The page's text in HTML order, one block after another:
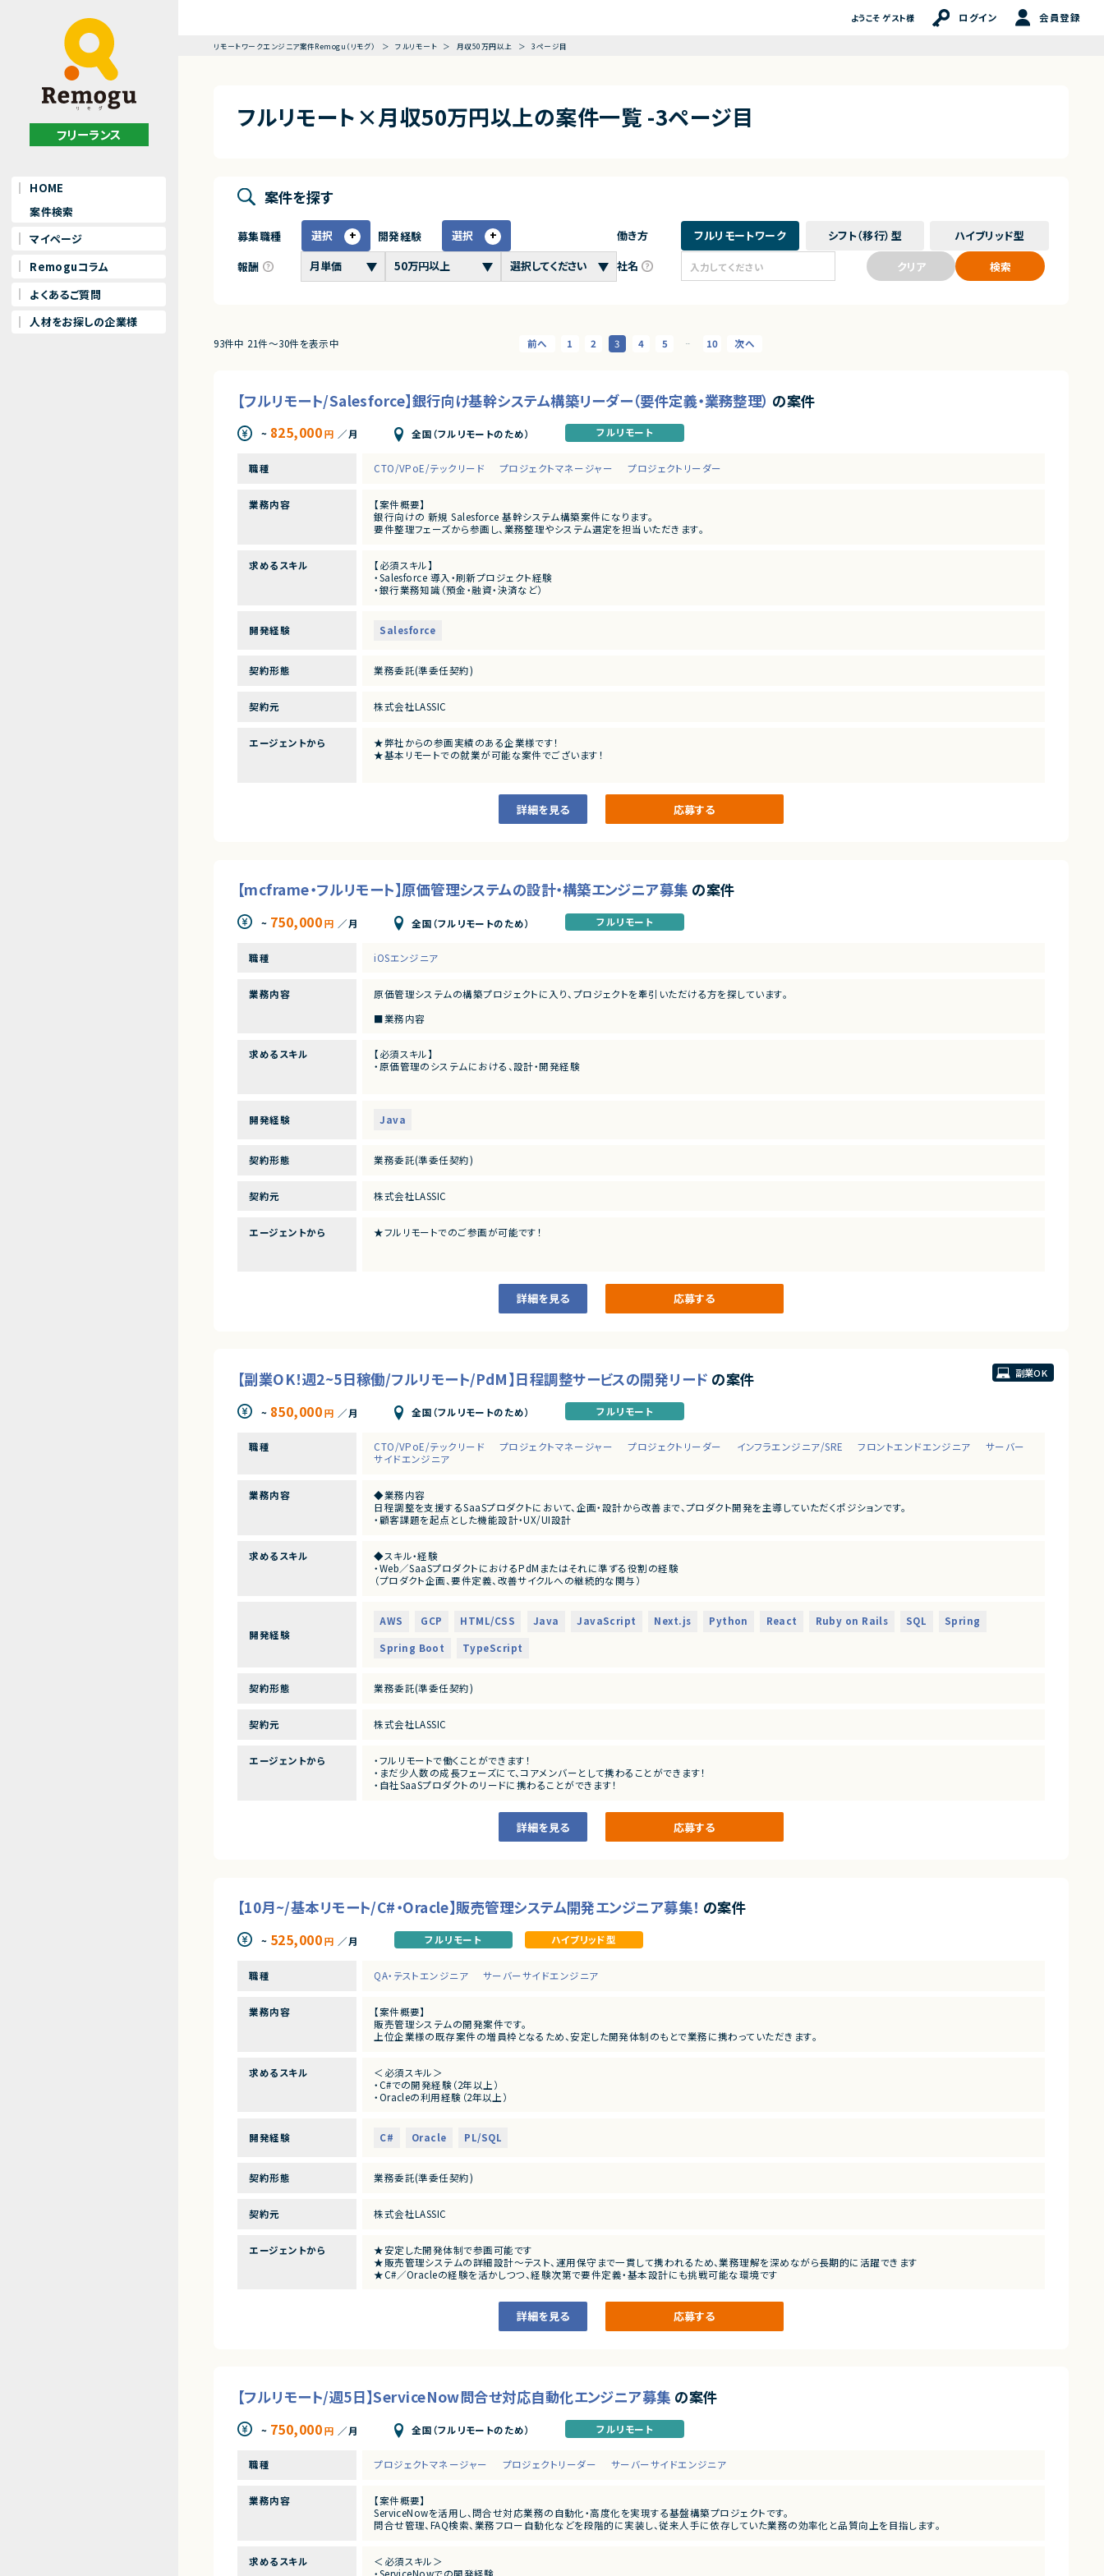
フリーランス
HOME
案件検索
マイページ
Remoguコラム
よくあるご質問
人材をお探しの企業様
ようこそ ゲスト様 ログイン 会員登録
リモートワークエンジニア案件Remogu（リモグ） フルリモート 月収50万円以上 3ページ目
フルリモート×月収50万円以上の案件一覧 -3ページ目
案件を探す
募集職種 選択 開発経験
選択
報酬
働き方 フルリモートワーク シフト（移行） 型 ハイブリッド型
社名
クリア 検索
93件中 21件〜30件を表示中 1 2 3 4 5 ⋯ 10
【フルリモート/Salesforce】銀行向け基幹システム構築リーダー（要件定義・業務整理） の案件
~ 825,000円 ／月 全国（フルリモートのため） フルリモート
職種 CTO/VPoE/テックリード プロジェクトマネージャー プロジェクトリーダー
業務内容
【案件概要】
銀行向けの 新規 Salesforce 基幹システム構築案件になります。
要件整理フェーズから参画し、業務整理やシステム選定を担当いただきます。
【業務内容】
・銀行業務プロセスの整理・分析
・Salesforce を中心としたシステム要件定義
・役割：リーダーポジション（タスク管理、顧客窓口、メンバーフォロー含む）
求めるスキル
【必須スキル】
・Salesforce 導入・刷新プロジェクト経験
・銀行業務知識（預金・融資・決済など）
・長期案件での参画経験
開発経験 Salesforce
契約形態 業務委託(準委任契約)
契約元 株式会社LASSIC
エージェントから
★弊社からの参画実績のある企業様です！
★基本リモートでの就業が可能な案件でございます！
詳細を見る 応募する
【mcframe・フルリモート】原価管理システムの設計・構築エンジニア募集 の案件
~ 750,000円 ／月 全国（フルリモートのため） フルリモート
職種 iOSエンジニア
業務内容
原価管理システムの構築プロジェクトに入り、プロジェクトを牽引いただける方を探しています。
■業務内容
詳細については、面談にてご説明いたします。
求めるスキル
【必須スキル】
・原価管理のシステムにおける、設計・開発経験
・顧客対応の経験、リーダー経験
開発経験 Java
契約形態 業務委託(準委任契約)
契約元 株式会社LASSIC
エージェントから ★フルリモートでのご参画が可能です！
詳細を見る 応募する
【副業OK！週2~5日稼働/フルリモート/PdM】日程調整サービスの開発リード の案件
~ 850,000円 ／月 全国（フルリモートのため） フルリモート
副業OK
職種 CTO/VPoE/テックリード プロジェクトマネージャー プロジェクトリーダー インフラエンジニア/SRE フロントエンドエンジニア
サーバー
サイドエンジニア
業務内容
◆業務内容
日程調整を支援するSaaSプロダクトにおいて、企画・設計から改善まで、プロダクト開発を主導していただくポジションです。
・顧客課題を起点とした機能設計・UX/UI設計
・障害対応や運用面の改善を含むプロダクト品質の担保
・上記に付随する、経営・顧客・開発をつなぐ横断的な役割
本サービスは、まさにその可能性を持つプロダクトであり、さらにその中心メンバーとして関われるフェーズは、まだ組織がコンパクトな「今」だけです。
自らの判断やアウトプットでプロダクトと事業を前進させ、社会に価値ある仕組みを残したい方のチャレンジを歓迎します。
◆募集背景
◆会社・事業について
創業以来、外部資本に依存せず、継続的な売上成長と黒字経営を実現しています。
提供しているサービスは、機能性やユーザー体験の評価が高く、国内のみならず海外からも注目され、グローバルに利用が拡大しています。
◆プロダクトの特長
独自技術・特許を活用した他社にはない機能群
明確な差別化による高い市場競争力
大手企業から成長企業まで、幅広い業種での導入実績（数万社規模）
プロダクトとしての評価と実績がすでに確立されており、今後のスケールにおいても大きな成長余地を持っています。
求めるスキル
◆スキル・経験
・Web／SaaSプロダクトにおけるPdMまたはそれに準ずる役割の経験
（プロダクト企画、要件定義、改善サイクルへの継続的な関与）
・開発優先度の設計・ロードマップ策定の経験
・エンジニアと円滑にコミュニケーションできる技術理解
・関係者（営業・CS・経営層）と連携しながらプロダクトを推進した経験
・障害対応・運用改善など、プロダクト品質に責任を持った経験
開発経験
AWS GCP HTML/CSS Java JavaScript Next.js Python React Ruby on Rails SQL Spring
Spring Boot TypeScript
契約形態 業務委託(準委任契約)
契約元 株式会社LASSIC
エージェントから
・フルリモートで働くことができます！
・まだ少人数の成長フェーズにて、コアメンバーとして携わることができます！
・自社SaaSプロダクトのリードに携わることができます！
詳細を見る 応募する
【10月~/基本リモート/C#・Oracle】販売管理システム開発エンジニア募集！ の案件
~ 525,000円 ／月 フルリモート ハイブリッド型
職種 QA・テストエンジニア サーバーサイドエンジニア
業務内容
【案件概要】
販売管理システムの開発案件です。
上位企業様の既存案件の増員枠となるため、安定した開発体制のもとで業務に携わっていただきます。
・販売管理システムの詳細設計
・テスト対応
・運用フェーズでの開発・保守
求めるスキル
＜必須スキル＞
・C#での開発経験（2年以上）
・Oracleの利用経験（2年以上）
・PL/SQLの実務経験
・cshell等を用いたバッチ処理の開発経験
開発経験 C# Oracle PL/SQL
契約形態 業務委託(準委任契約)
契約元 株式会社LASSIC
エージェントから
★安定した開発体制で参画可能です
★販売管理システムの詳細設計〜テスト、運用保守まで一貫して携われるため、業務理解を深めながら長期的に活躍できます
★C#／Oracleの経験を活かしつつ、経験次第で要件定義・基本設計にも挑戦可能な環境です
詳細を見る 応募する
【フルリモート/週5日】ServiceNow問合せ対応自動化エンジニア募集 の案件
~ 750,000円 ／月 全国（フルリモートのため） フルリモート
職種 プロジェクトマネージャー プロジェクトリーダー サーバーサイドエンジニア
業務内容
【案件概要】
ServiceNowを活用し、問合せ対応業務の自動化・高度化を実現する基盤構築プロジェクトです。
問合せ管理、FAQ検索、業務フロー自動化などを段階的に実装し、従来人手に依存していた業務の効率化と品質向上を目指します。
【業務内容】
求めるスキル
＜必須スキル＞